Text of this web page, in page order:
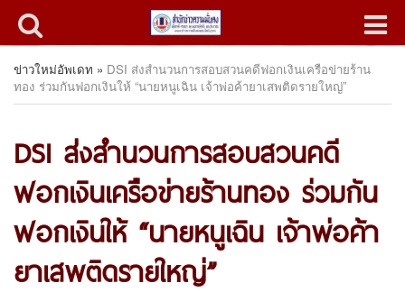
ข่าวใหม่อัพเดท » DSI ส่งสำนวนการสอบสวนคดีฟอกเงินเครือข่ายร้าน
ทอง ร่วมกันฟอกเงินให้ “นายหนูเฉิน เจ้าพ่อค้ายาเสพติดรายใหญ่”
DSI ส่งสำนวนการสอบสวนคดี
ฟอกเงินเครือข่ายร้านทอง ร่วมกัน
ฟอกเงินให้ “นายหนูเฉิน เจ้าพ่อค้า
ยาเสพติดรายใหญ่”